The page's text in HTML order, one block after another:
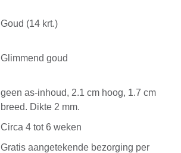
Goud (14 krt.)
Glimmend goud
geen as-inhoud, 2.1 cm hoog, 1.7 cm
breed. Dikte 2 mm.
Circa 4 tot 6 weken
Gratis aangetekende bezorging per